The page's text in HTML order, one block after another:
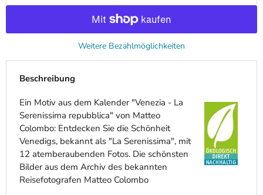
Weitere Bezahlmöglichkeiten
Beschreibung
Ein Motiv aus dem Kalender "Venezia - La
Serenissima repubblica" von Matteo
Colombo: Entdecken Sie die Schönheit
Venedigs, bekannt als "La Serenissima", mit
12 atemberaubenden Fotos. Die schönsten
Bilder aus dem Archiv des bekannten
Reisefotografen Matteo Colombo